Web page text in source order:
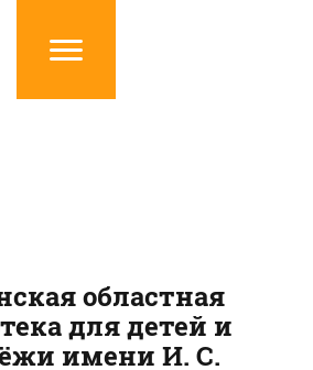
областная
для детей и
имени И. С.